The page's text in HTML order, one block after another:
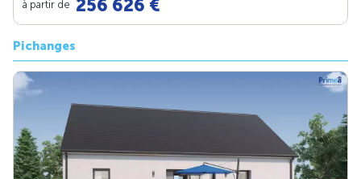
à partir de 256 626 €
Pichanges